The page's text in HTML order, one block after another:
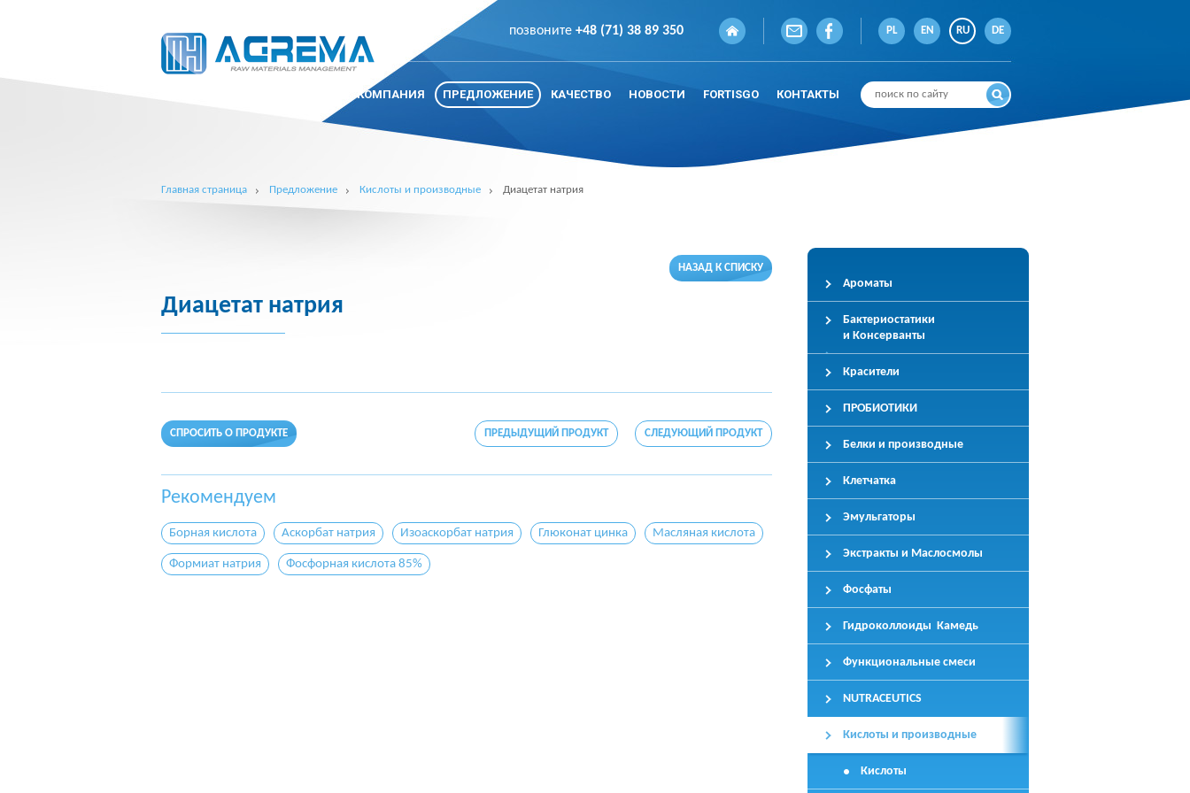
позвоните +48 (71) 38 89 350 PL EN RU DE
КОМПАНИЯ ПРЕДЛОЖЕНИЕ КАЧЕСТВО НОВОСТИ FORTISGO КОНТАКТЫ
Главная страница Предложение Кислоты и производные Диацетат натрия
Ароматы
Бактериостатики
и Консерванты
Красители
ПРОБИОТИКИ
Белки и производные
Клетчатка
Эмульгаторы
Экстракты и Маслосмолы
Фосфаты
Гидроколлоиды Камедь
Функциональные смеси
NUTRACEUTICS
Кислоты и производные
Кислоты
НАЗАД К СПИСКУ
Диацетат натрия
СПРОСИТЬ О ПРОДУКТЕ ПРЕДЫДУЩИЙ ПРОДУКТ СЛЕДУЮЩИЙ ПРОДУКТ
Рекомендуем
Борная кислота Аскорбат натрия Изоаскорбат натрия Глюконат цинка Масляная кислота
Формиат натрия Фосфорная кислота 85%